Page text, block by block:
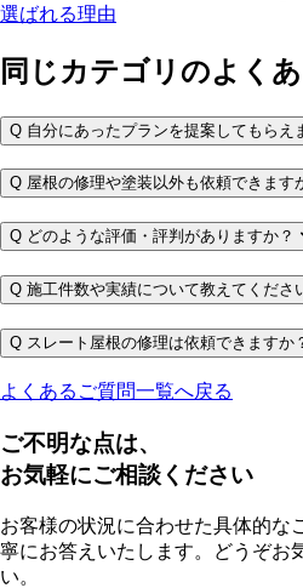
選ばれる理由
同じカテゴリのよく
Q 自分にあったプランを提案してもらえ
Q 屋根の修理や塗装以外も依頼できます
Q どのような評価・評判がありますか？
Q 施工件数や実績について教えてくださ
Q スレート屋根の修理は依頼できますか
よくあるご質問一覧へ戻る
ご不明な点は、
お気軽にご相談ください
お客様の状況に合わせた具体的な
寧にお答えいたします。どうぞお
い。